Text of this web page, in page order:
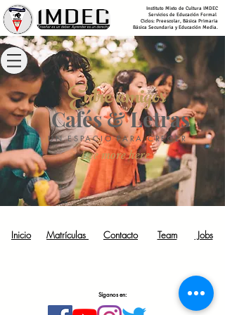
Instituto Mixto de Cultura IMDEC
Servicios de Educación Formal
Ciclos: Preescolar, Básica Primaria
Básica Secundaria y Educación Media.
UN ESPACIO PARA CRECER
Lee more here
Entre amigos
Cafés & Letras
Inicio Matrículas Contacto Team Jobs
Síganos en: